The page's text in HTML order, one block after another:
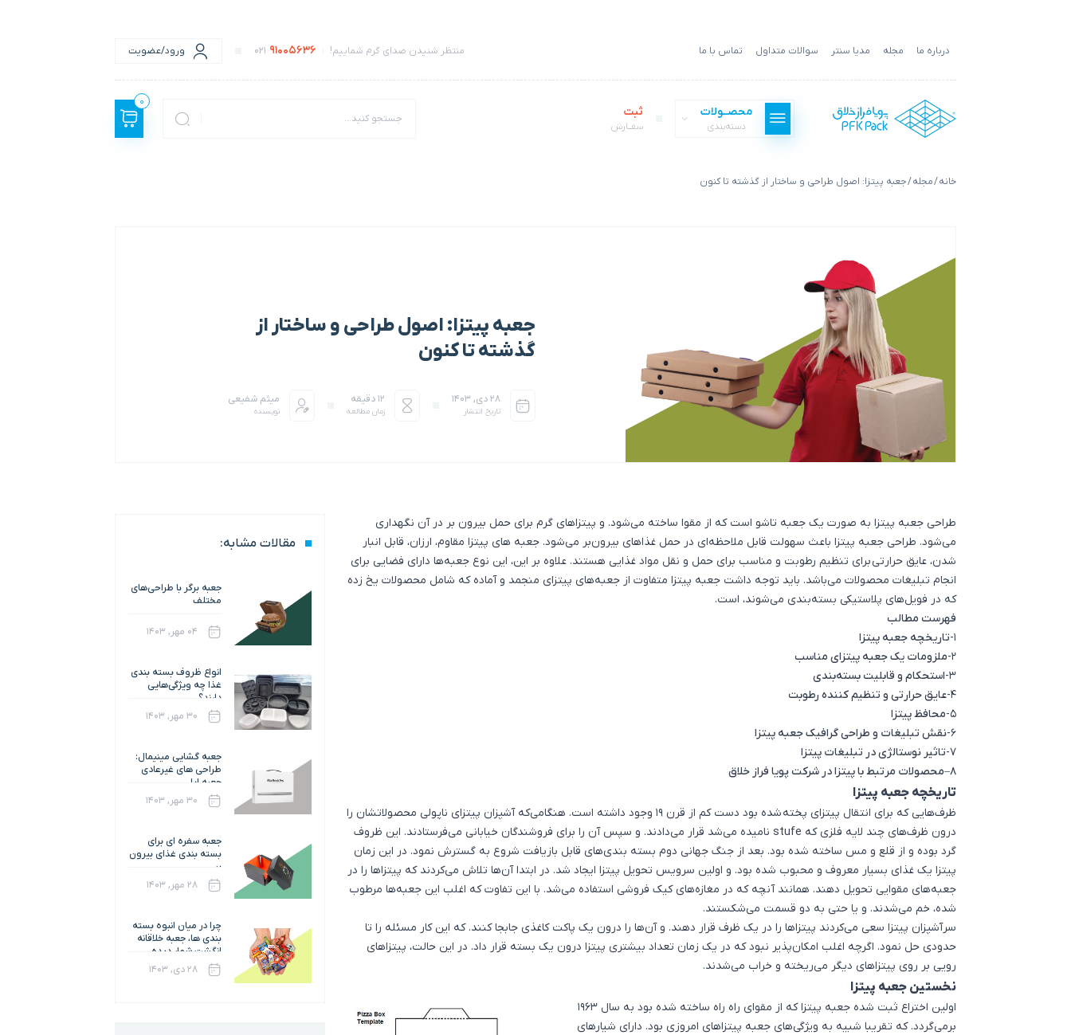
درباره ما مجله مدیا سنتر سوالات متداول تماس با ما منتظر شنیدن صدای گرم شماییم! 91005636
021 ورود/عضویت
محصــولات
دسته‌بندی
بسته بندی فست فود
بسته بندی کالا
ثبت
سفــارش
0
خانه/مجله/ جعبه‌ پیتزا: اصول طراحی و ساختار از گذشته تا کنون
جعبه‌ پیتزا: اصول طراحی و ساختار از
گذشته تا کنون
۲۸ دی, ۱۴۰۳
تاریخ انتشار
12 دقیقه
زمان مطالعه
میثم شفیعی
نویسنده
طراحی جعبه پیتزا به صورت یک جعبه تاشو است که از مقوا ساخته می‌شود. و پیتزاهای گرم برای حمل بیرون بر در آن نگهداری
می‌شود. طراحی جعبه‌ پیتزا باعث سهولت قابل ملاحظه‌ای در حمل غذاهای بیرون‌بر می‌شود. جعبه‌ های پیتزا مقاوم، ارزان، قابل انبار
شدن، عایق حرارتی برای تنظیم رطوبت و مناسب برای حمل و نقل مواد غذایی هستند. علاوه بر این، این نوع جعبه‌ها دارای فضایی برای
انجام تبلیغات محصولات می‌باشد. باید توجه داشت جعبه پیتزا متفاوت از جعبه‌های پیتزای منجمد و آماده که شامل محصولات یخ زده
که در فویل‌های پلاستیکی بسته‌بندی می‌شوند، است.
فهرست مطالب
1- تاریخچه جعبه پیتزا
2- ملزومات یک جعبه پیتزای مناسب
3- استحکام و قابلیت بسته‌بندی
4- عایق حرارتی و تنظیم کننده رطوبت
5- محافظ پیتزا
6- نقش تبلیغات و طراحی گرافیک جعبه‌ پیتزا
7- تاثیر نوستالژی در تبلیغات پیتزا
8
–محصولات مرتبط با پیتزا در شرکت پویا فراز خلاق
تاریخچه جعبه پیتزا
ظرف‌هایی که برای انتقال پیتزای پخته شده بود دست کم از قرن 19 وجود داشته است. هنگامی‌که آشپزان پیتزای ناپولی محصولاتشان را
درون ظرف‌های چند لایه فلزی که stufe نامیده می‌شد قرار می‌دادند. و سپس آن‌ را برای فروشندگان خیابانی می‌فرستادند. این ظروف
گرد بوده و از قلع و مس ساخته شده بود. بعد از جنگ جهانی دوم بسته‌ بندی‌های قابل بازیافت شروع به گسترش نمود. در این زمان
پیتزا یک غذای بسیار معروف و محبوب شده بود. و اولین سرویس تحویل پیتزا ایجاد شد. در ابتدا آن‌ها تلاش می‌کردند که پیتزاها را در
جعبه‌های مقوایی تحویل دهند. همانند آنچه که در مغازه‌های کیک فروشی استفاده می‌شد. با این تفاوت که اغلب این جعبه‌ها مرطوب
شده، خم می‌شدند. و یا حتی به دو قسمت می‌شکستند.
سرآشپزان پیتزا سعی می‌کردند پیتزاها را در یک ظرف قرار دهند. و آن‌ها را درون یک پاکت کاغذی جابجا کنند. که این کار مسئله را تا
حدودی حل نمود. اگرچه اغلب امکان‌پذیر نبود که در یک زمان تعداد بیشتری پیتزا درون یک بسته قرار داد. در این حالت، پیتزاهای
رویی بر روی پیتزاهای دیگر می‌ریخته و خراب می‌شدند.
نخستین جعبه پیتزا
اولین اختراع ثبت شده جعبه پیتزا
که از مقوای راه راه ساخته شده بود به سال 1963
برمی‌گردد. که تقریبا شبیه به ویژگی‌های جعبه پیتزاهای امروزی بود. دارای شیارهای
مقالات مشابه:
جعبه برگر با طراحی‌های
مختلف
۰۴ مهر, ۱۴۰۳
انواع ظروف بسته بندی
غذا چه ویژگی‌هایی
دارند؟
۳۰ مهر, ۱۴۰۳
جعبه گشایی مینیمال:
طراحی های غیرعادی
جعبه اپل
۳۰ مهر, ۱۴۰۳
جعبه سفره ای برای
بسته بندی غذای بیرون
بر
۲۸ مهر, ۱۴۰۳
چرا در میان انبوه بسته
بندی ها، جعبه خلاقانه
انگشت شمار دیده
می‌شود؟
۲۸ دی, ۱۴۰۳